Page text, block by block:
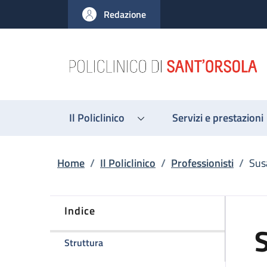
al contenuto principale
to footer content
Redazione
Il Policlinico Servizi e prestazioni
Briciole di pane
Home / Il Policlinico / Professionisti /
Indice
Strutturadella pagina Susanna Giunchi